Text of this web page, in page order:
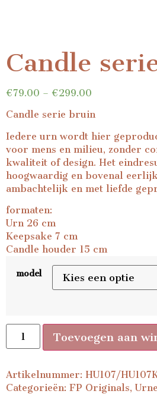
Candle
€79.00 – €299.00
Candle serie bruin
Iedere urn wordt hier
voor mens en milieu, zonder
kwaliteit of design. Het
hoogwaardig en bovenal
ambachtelijk en met liefde
formaten:
Urn 26 cm
Keepsake 7 cm
Candle houder 15 cm
model
Toevoegen aan
Artikelnummer: HU107/
Categorieën: FP Originals,